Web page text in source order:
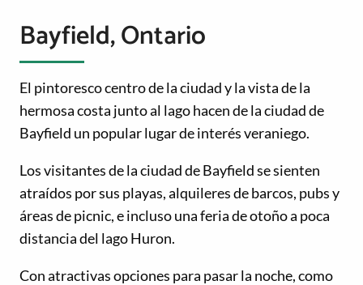
Bayfield, Ontario
El pintoresco centro de la ciudad y la vista de la
hermosa costa junto al lago hacen de la ciudad de
Bayfield un popular lugar de interés veraniego.
Los visitantes de la ciudad de Bayfield se sienten
atraídos por sus playas, alquileres de barcos, pubs y
áreas de picnic, e incluso una feria de otoño a poca
distancia del lago Huron.
Con atractivas opciones para pasar la noche, como